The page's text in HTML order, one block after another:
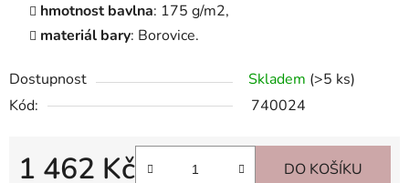
hmotnost bavlna: 175 g/m2,
materiál bary: Borovice.
Dostupnost Skladem (>5 ks)
Kód:
740024
1 462 Kč DO KOŠÍKU